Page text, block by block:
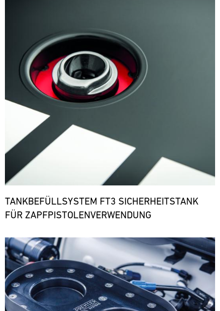
TANKBEFÜLLSYSTEM FT3 SICHERHEITSTANK
FÜR ZAPFPISTOLENVERWENDUNG
Bild